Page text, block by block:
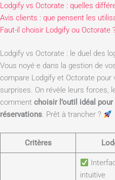
Lodgify vs Octorate : quelles
Avis clients : que pensent les
Faut-il choisir Lodgify ou Octorate
Lodgify vs Octorate : le duel des
Vous noyé·e dans la gestion de
compare Lodgify et Octorate pour
surprises. On révèle leurs forces,
comment choisir l’outil idéal
réservations. Prêt à trancher ?
Critères
intuitive